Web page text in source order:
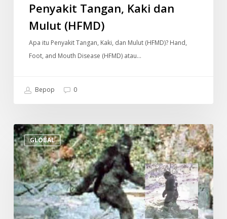
Penyakit Tangan, Kaki dan
Mulut (HFMD)
Apa itu Penyakit Tangan, Kaki, dan Mulut (HFMD)? Hand,
Foot, and Mouth Disease (HFMD) atau…
Bepop 0
GLOBAL
Makhluk
‘Bigfoot’
Bersaiz
Besar
Dan
Gagah
Didakwa